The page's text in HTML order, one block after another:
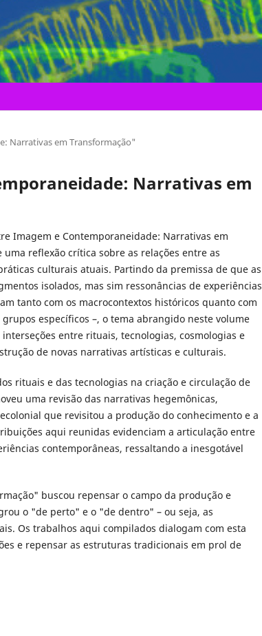
Narrativas em Transformação"
Narrativas em
Imagem e Contemporaneidade: Narrativas em
reflexão crítica sobre as relações entre as
culturais atuais. Partindo da premissa de que as
isolados, mas sim ressonâncias de experiências
tanto com os macrocontextos históricos quanto com
específicos –, o tema abrangido neste volume
entre rituais, tecnologias, cosmologias e
de novas narrativas artísticas e culturais.
rituais e das tecnologias na criação e circulação de
uma revisão das narrativas hegemônicas,
que revisitou a produção do conhecimento e a
aqui reunidas evidenciam a articulação entre
contemporâneas, ressaltando a inesgotável
buscou repensar o campo da produção e
o "de perto" e o "de dentro" – ou seja, as
Os trabalhos aqui compilados dialogam com esta
e repensar as estruturas tradicionais em prol de